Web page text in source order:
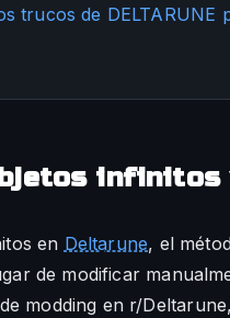
trucos de DELTARUNE
en Deltarune, el
de modificar
modding en r/